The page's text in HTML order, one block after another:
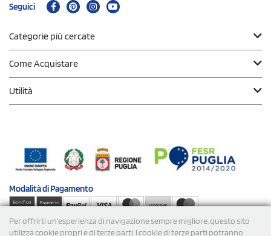
Per offrirti un'esperienza di navigazione sempre migliore, questo sito
utilizza cookie propri e di terze parti. I cookie di terze parti potranno
Seguici
Categorie più cercate
Come Acquistare
Utilità
Modalità diPagamento
Spedizioni